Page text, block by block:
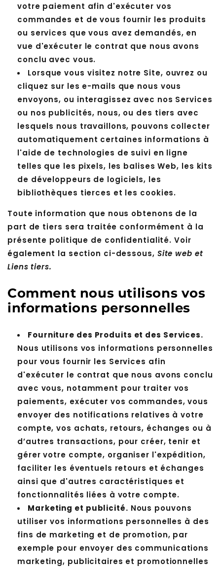
votre paiement afin d'exécuter vos
commandes et de vous fournir les produits
ou services que vous avez demandés, en
vue d'exécuter le contrat que nous avons
conclu avec vous.
Lorsque vous visitez notre Site, ouvrez ou
cliquez sur les e-mails que nous vous
envoyons, ou interagissez avec nos Services
ou nos publicités, nous, ou des tiers avec
lesquels nous travaillons, pouvons collecter
automatiquement certaines informations à
l'aide de technologies de suivi en ligne
telles que les pixels, les balises Web, les kits
de développeurs de logiciels, les
bibliothèques tierces et les cookies.
Toute information que nous obtenons de la
part de tiers sera traitée conformément à la
présente politique de confidentialité. Voir
également la section ci-dessous, Site web et
Liens tiers.
Comment nous utilisons vos
informations personnelles
Fourniture des Produits et des Services.
Nous utilisons vos informations personnelles
pour vous fournir les Services afin
d'exécuter le contrat que nous avons conclu
avec vous, notamment pour traiter vos
paiements, exécuter vos commandes, vous
envoyer des notifications relatives à votre
compte, vos achats, retours, échanges ou à
d’autres transactions, pour créer, tenir et
gérer votre compte, organiser l'expédition,
faciliter les éventuels retours et échanges
ainsi que d'autres caractéristiques et
fonctionnalités liées à votre compte.
Marketing et publicité. Nous pouvons
utiliser vos informations personnelles à des
fins de marketing et de promotion, par
exemple pour envoyer des communications
marketing, publicitaires et promotionnelles